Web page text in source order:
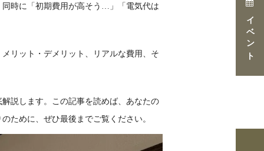
イベント
時に「初期費用が高そう…」「電気代は
リット・デメリット、リアルな費用、そ
説します。この記事を読めば、あなたの
ために、ぜひ最後までご覧ください。